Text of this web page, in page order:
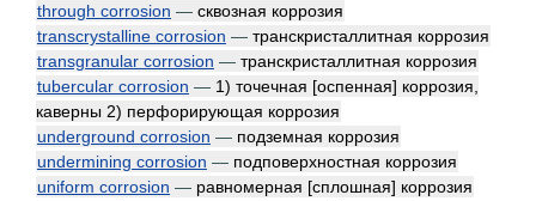
through corrosion — сквозная коррозия
transcrystalline corrosion — транскристаллитная коррозия
transgranular corrosion — транскристаллитная коррозия
tubercular corrosion — 1) точечная [оспенная] коррозия,
каверны 2) перфорирующая коррозия
underground corrosion — подземная коррозия
undermining corrosion — подповерхностная коррозия
uniform corrosion — равномерная [сплошная] коррозия